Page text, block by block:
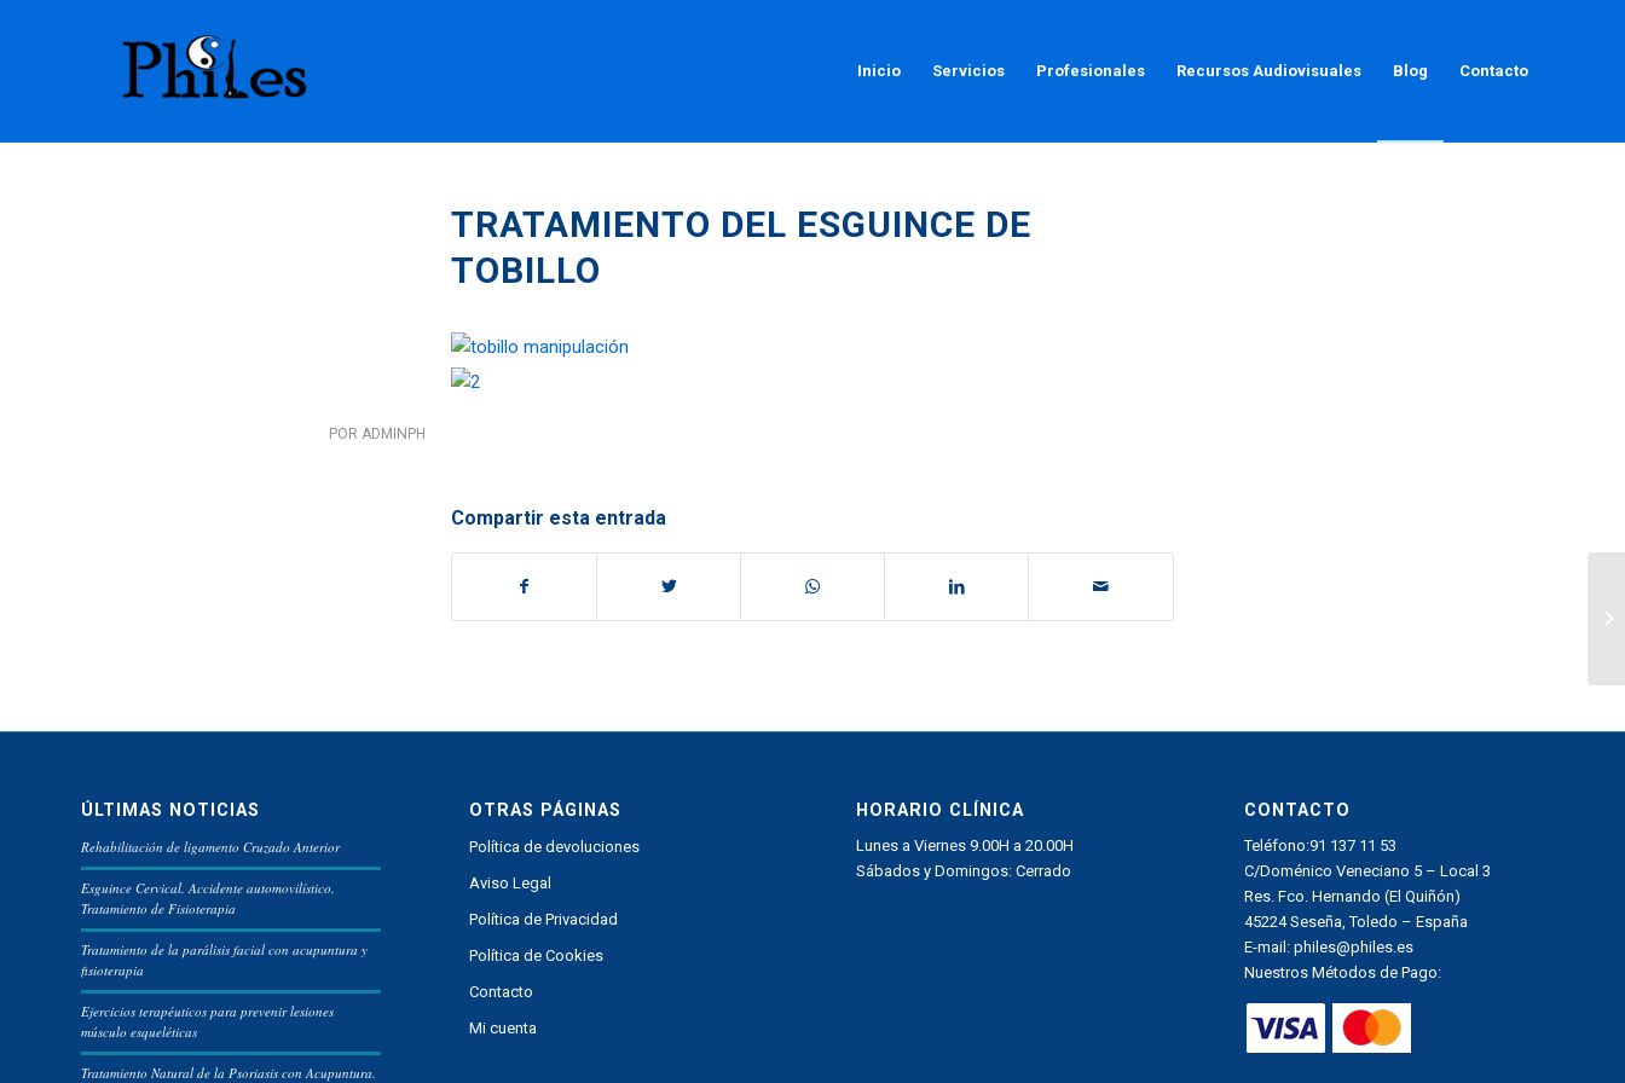
Inicio Servicios Profesionales Recursos Audiovisuales Blog Contacto
TRATAMIENTO DEL ESGUINCE DE
TOBILLO
POR ADMINPH
Compartir esta entrada
ÚLTIMAS NOTICIAS
Rehabilitación de ligamento Cruzado Anterior
Esguince Cervical. Accidente automovilístico.
Tratamiento de Fisioterapia
Tratamiento de la parálisis facial con acupuntura y
fisioterapia
Ejercicios terapéuticos para prevenir lesiones
músculo esqueléticas
Tratamiento Natural de la Psoriasis con Acupuntura.
OTRAS PÁGINAS
Política de devoluciones
Aviso Legal
Política de Privacidad
Política de Cookies
Contacto
Mi cuenta
HORARIO CLÍNICA
Lunes a Viernes 9.00H a 20.00H
Sábados y Domingos: Cerrado
CONTACTO
Teléfono:91 137 11 53
C/Doménico Veneciano 5 – Local 3
Res. Fco. Hernando (El Quiñón)
45224 Seseña, Toledo – España
E-mail: philes@philes.es
Nuestros Métodos de Pago: